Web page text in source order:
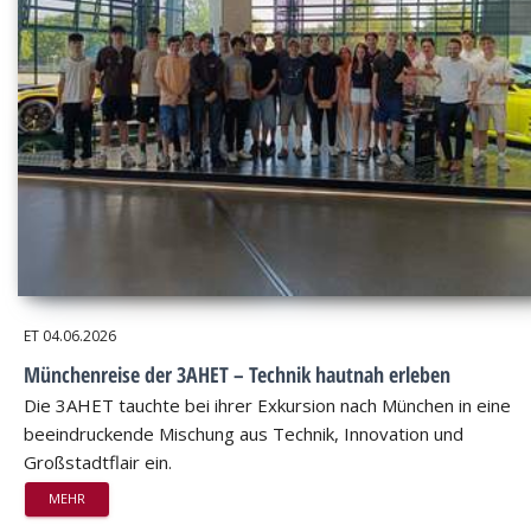
ET 04.06.2026
Münchenreise der 3AHET – Technik hautnah erleben
Die 3AHET tauchte bei ihrer Exkursion nach München in eine
beeindruckende Mischung aus Technik, Innovation und
Großstadtflair ein.
MEHR